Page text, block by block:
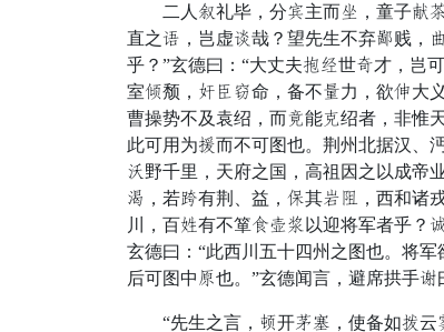
二人物礼毕，分泽主而着，童子暗抽
直之湿，岂虚侵哉？望先生不弃田贱，
乎？”玄德曰：“大丈夫挂辱世塞才，岂
室暮颓，恐故讨命，备不惠力，欲打大
曹操势不及袁绍，而征能散绍者，非惟
此可用为冠而不可图也。荆州北据汉、
救野千里，天府之国，高祖因之以成帝
雄，若右有荆、益，值其补失，西和诸
川，百迫有不箪忍穷躬以迎将军者乎
玄德曰：“此西川五十四州之图也。将
后可图中舍也。”玄德闻言，避席拱手赴
“先生之言，车开市母，使备如慢云